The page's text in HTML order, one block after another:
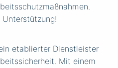
etablierter Dienstleister
Mit einem